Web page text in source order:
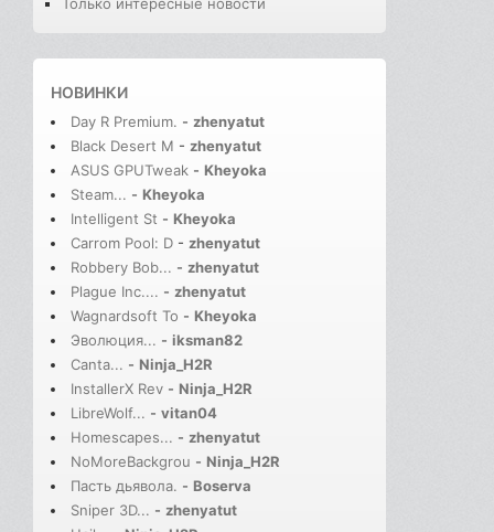
Только интересные новости
НОВИНКИ
Day R Premium. - zhenyatut
Black Desert M - zhenyatut
ASUS GPUTweak - Kheyoka
Steam... - Kheyoka
Intelligent St - Kheyoka
Carrom Pool: D - zhenyatut
Robbery Bob... - zhenyatut
Plague Inc.... - zhenyatut
Wagnardsoft To - Kheyoka
Эволюция... - iksman82
Canta... - Ninja_H2R
InstallerX Rev - Ninja_H2R
LibreWolf... - vitan04
Homescapes... - zhenyatut
NoMoreBackgrou - Ninja_H2R
Пасть дьявола. - Boserva
Sniper 3D... - zhenyatut